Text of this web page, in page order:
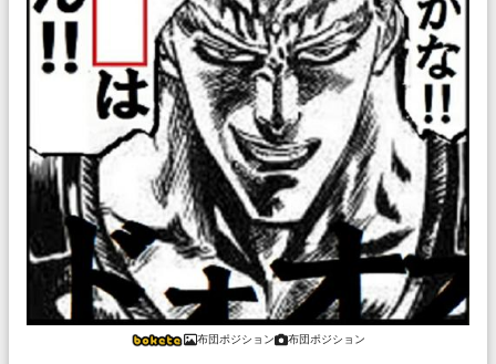
布団ポジション 布団ポジション